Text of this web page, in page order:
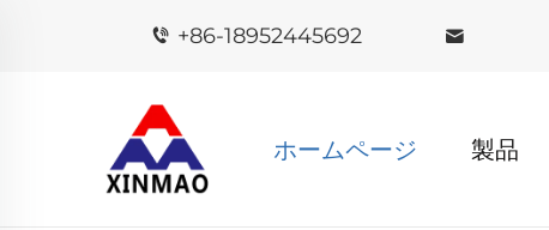
+86-18952445692
ホームページ 製品